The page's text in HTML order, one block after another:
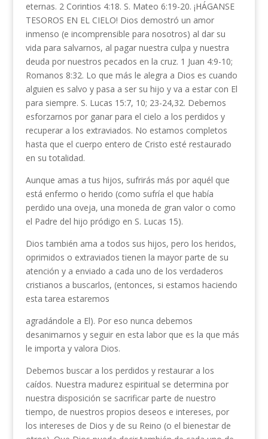
eternas. 2 Corintios 4:18. S. Mateo 6:19-20. ¡HÁGANSE
TESOROS EN EL CIELO! Dios demostró un amor
inmenso (e incomprensible para nosotros) al dar su
vida para salvarnos, al pagar nuestra culpa y nuestra
deuda por nuestros pecados en la cruz. 1 Juan 4:9-10;
Romanos 8:32. Lo que más le alegra a Dios es cuando
alguien es salvo y pasa a ser su hijo y va a estar con El
para siempre. S. Lucas 15:7, 10; 23-24,32. Debemos
esforzarnos por ganar para el cielo a los perdidos y
recuperar a los extraviados. No estamos completos
hasta que el cuerpo entero de Cristo esté restaurado
en su totalidad.
Aunque amas a tus hijos, sufrirás más por aquél que
está enfermo o herido (como sufría el que había
perdido una oveja, una moneda de gran valor o como
el Padre del hijo pródigo en S. Lucas 15).
Dios también ama a todos sus hijos, pero los heridos,
oprimidos o extraviados tienen la mayor parte de su
atención y a enviado a cada uno de los verdaderos
cristianos a buscarlos, (entonces, si estamos haciendo
esta tarea estaremos
agradándole a El). Por eso nunca debemos
desanimarnos y seguir en esta labor que es la que más
le importa y valora Dios.
Debemos buscar a los perdidos y restaurar a los
caídos. Nuestra madurez espiritual se determina por
nuestra disposición se sacrificar parte de nuestro
tiempo, de nuestros propios deseos e intereses, por
los intereses de Dios y de su Reino (o el bienestar de